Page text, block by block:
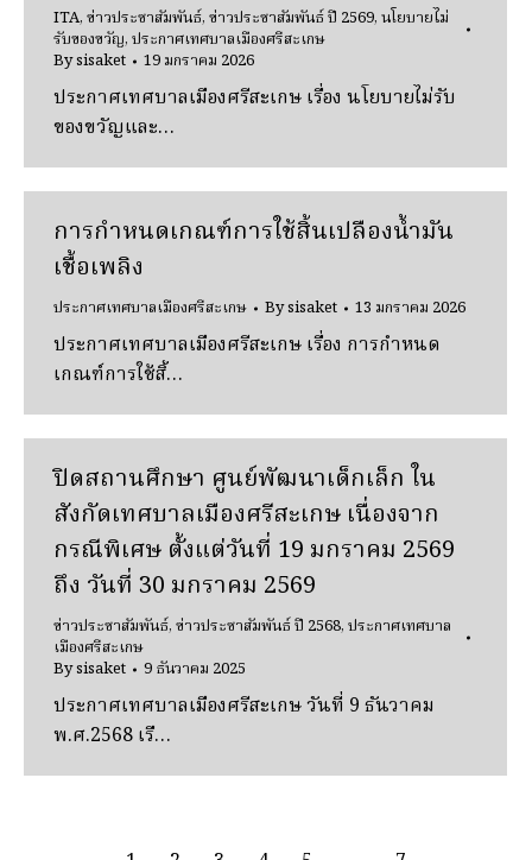
ITA,ข่าวประชาสัมพันธ์,ข่าวประชาสัมพันธ์ ปี 2569,นโยบายไม่
รับของขวัญ,ประกาศเทศบาลเมืองศรีสะเกษ
Bysisaket 19 มกราคม 2026
ประกาศเทศบาลเมืองศรีสะเกษ เรื่อง นโยบายไม่รับ
ของขวัญและ…
การกำหนดเกณฑ์การใช้สิ้นเปลืองน้ำมัน
เชื้อเพลิง
ประกาศเทศบาลเมืองศรีสะเกษ Bysisaket 13 มกราคม 2026
ประกาศเทศบาลเมืองศรีสะเกษ เรื่อง การกำหนด
เกณฑ์การใช้สิ้…
ปิดสถานศึกษา ศูนย์พัฒนาเด็กเล็ก ใน
สังกัดเทศบาลเมืองศรีสะเกษ เนื่องจาก
กรณีพิเศษ ตั้งแต่วันที่ 19 มกราคม 2569
ถึง วันที่ 30 มกราคม 2569
ข่าวประชาสัมพันธ์,ข่าวประชาสัมพันธ์ ปี 2568,ประกาศเทศบาล
เมืองศรีสะเกษ
Bysisaket 9 ธันวาคม 2025
ประกาศเทศบาลเมืองศรีสะเกษ วันที่ 9 ธันวาคม
พ.ศ.2568 เรื…